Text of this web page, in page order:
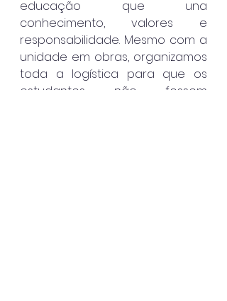
educação que una
conhecimento, valores e
responsabilidade. Mesmo com a
unidade em obras, organizamos
toda a logística para que os
estudantes não fossem